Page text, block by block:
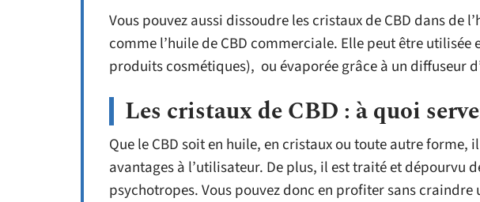
Vous pouvez aussi dissoudre les cristaux de CBD dans de
comme l’huile de CBD commerciale. Elle peut être
produits cosmétiques), ou évaporée grâce à un diffuseur
Les cristaux de CBD : à quoi
Que le CBD soit en huile, en cristaux ou toute autre forme,
avantages à l’utilisateur. De plus, il est traité et dépourvu
psychotropes. Vous pouvez donc en profiter sans